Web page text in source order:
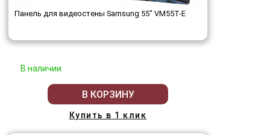
Панель для видеостены Samsung 55" VM55T-E
В наличии
В КОРЗИНУ
Купить в 1 клик